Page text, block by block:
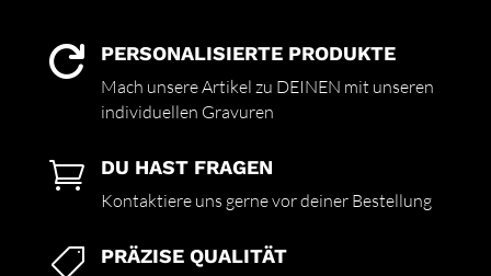
 PERSONALISIERTE PRODUKTE
Mach unsere Artikel zu DEINEN mit unseren
individuellen Gravuren
 DU HAST FRAGEN
Kontaktiere uns gerne vor deiner Bestellung
 PRÄZISE QUALITÄT